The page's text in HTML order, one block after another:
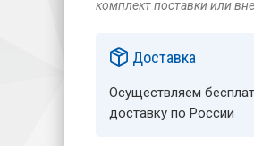
комплект поставки или
Доставка
Осуществляем
доставку по России